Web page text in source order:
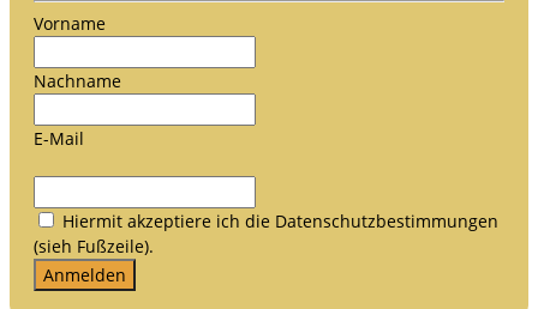
Vorname
Nachname
E-Mail
Hiermit akzeptiere ich die Datenschutzbestimmungen
(sieh Fußzeile).
Anmelden